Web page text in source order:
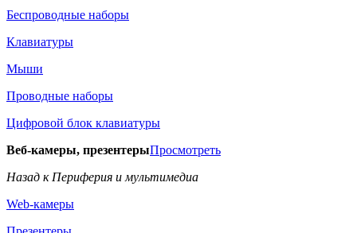
Беспроводные наборы
Клавиатуры
Мыши
Проводные наборы
Цифровой блок клавиатуры
Веб-камеры, презентерыПросмотреть
Назад к Периферия и мультимедиа
Web-камеры